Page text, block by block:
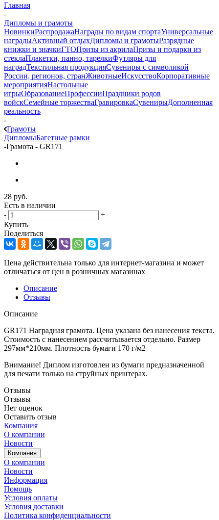
Главная
-
Дипломы и грамоты
НовинкиРаспродажаНаграды по видам спортаУниверсальные
наградыАктивный отдыхДипломы и грамотыРазрядные
книжки и значкиГТОПризы из акрилаПризы и подарки из
стеклаПлакетки, панно, тарелкиФутляры для
наградТекстильная продукцияСувениры с символикой
России, регионов, странЖивотныеИскусствоКорпоративные
мероприятияНастольные
игрыОбразованиеПрофессииПраздники родов
войскСемейные торжестваГравировкаСувенирыДополненная
реальность
-
Грамоты
ДипломыБагетные рамки
-Грамота - GR171
28 руб.
Есть в наличии
-
+
Купить
Поделиться
Цена действительна только для интернет-магазина и может
отличаться от цен в розничных магазинах
Описание
Отзывы
Описание
GR171 Наградная грамота. Цена указана без нанесения текста.
Стоимость с нанесением рассчитывается отдельно. Размер
297мм*210мм. Плотность бумаги 170 г/м2
Внимание! Диплом изготовлен из бумаги предназначенной
для печати только на струйных принтерах.
Отзывы
Отзывы
Нет оценок
Оставить отзыв
Компания
О компании
Новости
Компания
О компании
Новости
Информация
Помощь
Условия оплаты
Условия доставки
Политика конфиденциальности